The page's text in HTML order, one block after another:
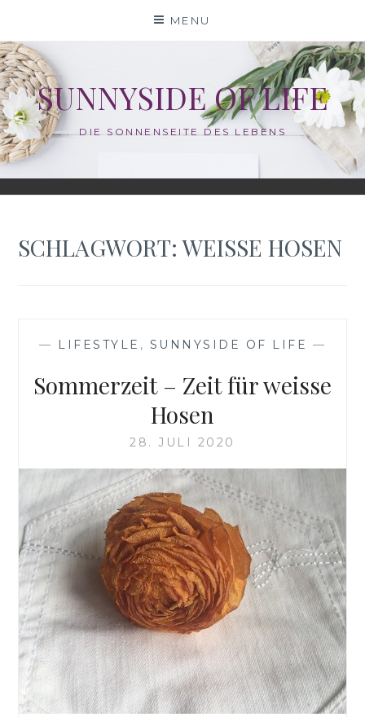
content
MENU
SUNNYSIDE OF LIFE
DIE SONNENSEITE DES LEBENS
SCHLAGWORT:WEISSE HOSEN
— LIFESTYLE , SUNNYSIDE OF LIFE —
Sommerzeit – Zeit für weisse
Hosen
28. JULI 2020